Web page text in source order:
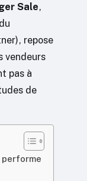
Sale,
repose
vendeurs
pas à
de
performe